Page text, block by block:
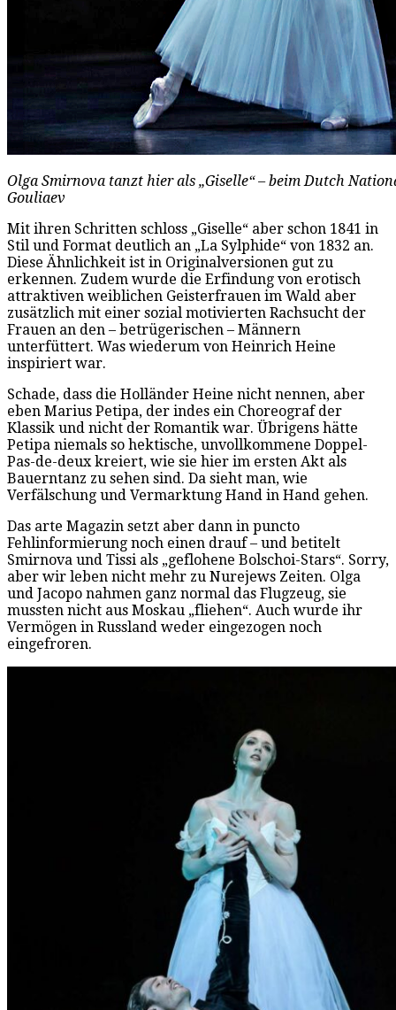
Olga Smirnova tanzt hier als „Giselle“ – beim Dutch
Gouliaev
Mit ihren Schritten schloss „Giselle“ aber schon 1841 in
Stil und Format deutlich an „La Sylphide“ von 1832 an.
Diese Ähnlichkeit ist in Originalversionen gut zu
erkennen. Zudem wurde die Erfindung von erotisch
attraktiven weiblichen Geisterfrauen im Wald aber
zusätzlich mit einer sozial motivierten Rachsucht der
Frauen an den – betrügerischen – Männern
unterfüttert. Was wiederum von Heinrich Heine
inspiriert war.
Schade, dass die Holländer Heine nicht nennen, aber
eben Marius Petipa, der indes ein Choreograf der
Klassik und nicht der Romantik war. Übrigens hätte
Petipa niemals so hektische, unvollkommene Doppel-
Pas-de-deux kreiert, wie sie hier im ersten Akt als
Bauerntanz zu sehen sind. Da sieht man, wie
Verfälschung und Vermarktung Hand in Hand gehen.
Das arte Magazin setzt aber dann in puncto
Fehlinformierung noch einen drauf – und betitelt
Smirnova und Tissi als „geflohene Bolschoi-Stars“. Sorry,
aber wir leben nicht mehr zu Nurejews Zeiten. Olga
und Jacopo nahmen ganz normal das Flugzeug, sie
mussten nicht aus Moskau „fliehen“. Auch wurde ihr
Vermögen in Russland weder eingezogen noch
eingefroren.